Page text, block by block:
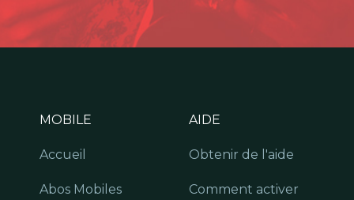
MOBILE
Accueil
Abos Mobiles
AIDE
Obtenir de l'aide
Comment activer